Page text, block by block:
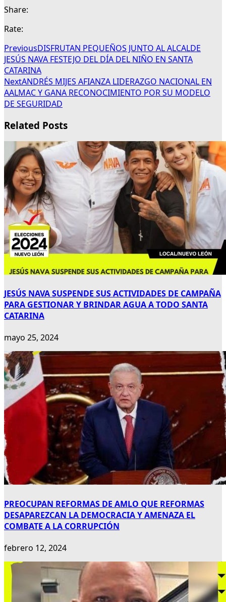
Share:
Rate:
PreviousDISFRUTAN PEQUEÑOS JUNTO AL ALCALDE
JESÚS NAVA FESTEJO DEL DÍA DEL NIÑO EN SANTA
CATARINA
NextANDRÉS MIJES AFIANZA LIDERAZGO NACIONAL EN
AALMAC Y GANA RECONOCIMIENTO POR SU MODELO
DE SEGURIDAD
Related Posts
JESÚS NAVA SUSPENDE SUS ACTIVIDADES DE CAMPAÑA
PARA GESTIONAR Y BRINDAR AGUA A TODO SANTA
CATARINA
mayo 25, 2024
PREOCUPAN REFORMAS DE AMLO QUE REFORMAS
DESAPAREZCAN LA DEMOCRACIA Y AMENAZA EL
COMBATE A LA CORRUPCIÓN
febrero 12, 2024